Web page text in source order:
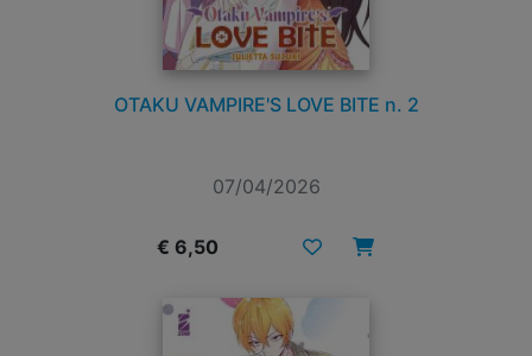
OTAKU VAMPIRE'S LOVE BITE n. 2
07/04/2026
€ 6,50